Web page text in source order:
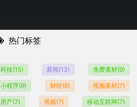
热门标签
科技(15) 新闻(13) 免费素材(9)
小程序(9) 财经(8) 视频素材(7)
房产(7) 视频(7) 移动互联网(7)